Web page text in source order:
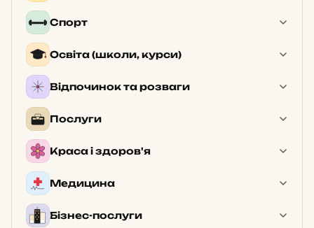
Спорт
Освіта (школи, курси)
Відпочинок та розваги
Послуги
Краса і здоров'я
Медицина
Бізнес-послуги